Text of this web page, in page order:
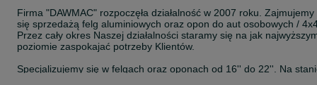
Firma "DAWMAC" rozpoczęła działalność w 2007 roku. Zajmujemy
się sprzedażą felg aluminiowych oraz opon do aut osobowych /
Przez cały okres Naszej działalności staramy się na jak
poziomie zaspokajać potrzeby Klientów.
Specjalizujemy się w felgach oraz oponach od 16'' do 22''. Na